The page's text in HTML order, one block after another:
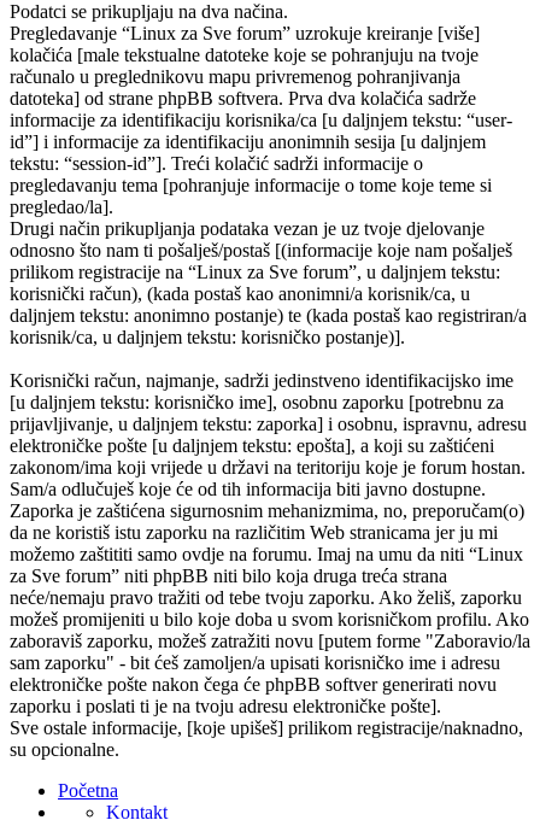
Podatci se prikupljaju na dva načina.
Pregledavanje “Linux za Sve forum” uzrokuje kreiranje [više]
kolačića [male tekstualne datoteke koje se pohranjuju na tvoje
računalo u preglednikovu mapu privremenog pohranjivanja
datoteka] od strane phpBB softvera. Prva dva kolačića sadrže
informacije za identifikaciju korisnika/ca [u daljnjem tekstu: “user-
id”] i informacije za identifikaciju anonimnih sesija [u daljnjem
tekstu: “session-id”]. Treći kolačić sadrži informacije o
pregledavanju tema [pohranjuje informacije o tome koje teme si
pregledao/la].
Drugi način prikupljanja podataka vezan je uz tvoje djelovanje
odnosno što nam ti pošalješ/postaš [(informacije koje nam pošalješ
prilikom registracije na “Linux za Sve forum”, u daljnjem tekstu:
korisnički račun), (kada postaš kao anonimni/a korisnik/ca, u
daljnjem tekstu: anonimno postanje) te (kada postaš kao registriran/a
korisnik/ca, u daljnjem tekstu: korisničko postanje)].
Korisnički račun, najmanje, sadrži jedinstveno identifikacijsko ime
[u daljnjem tekstu: korisničko ime], osobnu zaporku [potrebnu za
prijavljivanje, u daljnjem tekstu: zaporka] i osobnu, ispravnu, adresu
elektroničke pošte [u daljnjem tekstu: epošta], a koji su zaštićeni
zakonom/ima koji vrijede u državi na teritoriju koje je forum hostan.
Sam/a odlučuješ koje će od tih informacija biti javno dostupne.
Zaporka je zaštićena sigurnosnim mehanizmima, no, preporučam(o)
da ne koristiš istu zaporku na različitim Web stranicama jer ju mi
možemo zaštititi samo ovdje na forumu. Imaj na umu da niti “Linux
za Sve forum” niti phpBB niti bilo koja druga treća strana
neće/nemaju pravo tražiti od tebe tvoju zaporku. Ako želiš, zaporku
možeš promijeniti u bilo koje doba u svom korisničkom profilu. Ako
zaboraviš zaporku, možeš zatražiti novu [putem forme "Zaboravio/la
sam zaporku" - bit ćeš zamoljen/a upisati korisničko ime i adresu
elektroničke pošte nakon čega će phpBB softver generirati novu
zaporku i poslati ti je na tvoju adresu elektroničke pošte].
Sve ostale informacije, [koje upišeš] prilikom registracije/naknadno,
su opcionalne.
Početna
Kontakt